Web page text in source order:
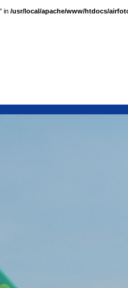
in /usr/local/apache/www/htdocs/